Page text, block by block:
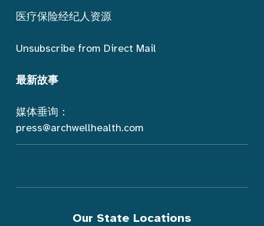
医疗保险经纪人资源
Unsubscribe from Direct Mail
最新故事
媒体垂询：
press@archwellhealth.com
Our State Locations